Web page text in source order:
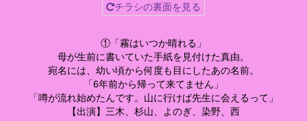
チラシの裏面を見る
①「霧はいつか晴れる」
母が生前に書いていた手紙を見付けた真由。
宛名には、幼い頃から何度も目にしたあの名前。
「6年前から帰って来てません」
「噂が流れ始めたんです。山に行けば先生に会えるって」
【出演】三木、杉山、よのぎ、染野、西